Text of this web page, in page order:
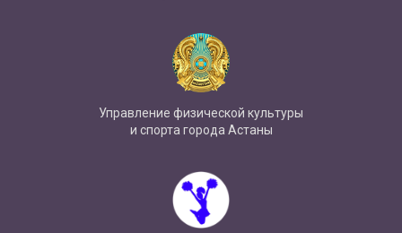
Управление физической культуры
и спорта города Астаны